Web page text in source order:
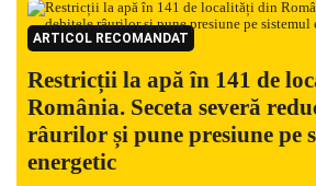
ARTICOL RECOMANDAT
Restricții la apă în 141 de
România. Seceta severă
râurilor și pune presiune pe
energetic